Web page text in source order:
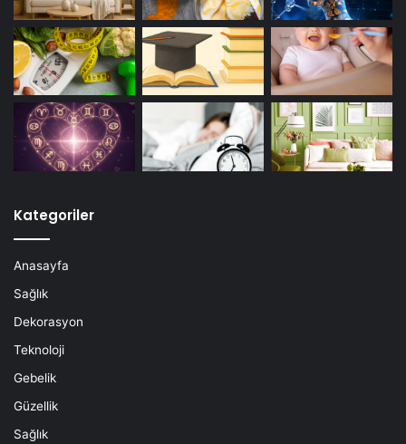
Kategoriler
Anasayfa
Sağlık
Dekorasyon
Teknoloji
Gebelik
Güzellik
Sağlık